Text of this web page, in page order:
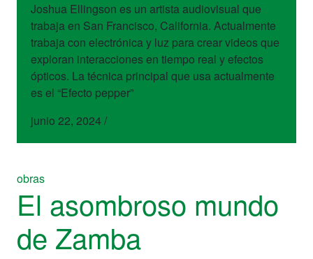
Joshua Ellingson es un artista audiovisual que
trabaja en San Francisco, California. Actualmente
trabaja con electrónica y luz para crear videos que
exploran interacciones en tiempo real y efectos
ópticos. La técnica principal que usa actualmente
es el “Efecto pepper”
junio 22, 2024/
obras
El asombroso mundo
de Zamba